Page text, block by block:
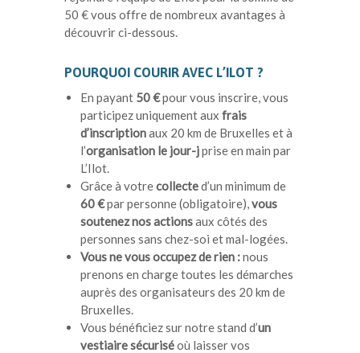
50 € vous offre de nombreux avantages à
découvrir ci-dessous.
POURQUOI COURIR AVEC L’ILOT ?
En payant 50 €pour vous inscrire, vous
participez uniquement aux frais
d’inscriptionaux 20 km de Bruxelles et à
l’organisation le jour-jprise en main par
L’Ilot.
Grâce à votrecollected’un minimum de
60 €par personne (obligatoire),vous
soutenez nos actionsaux côtés des
personnes sans chez-soi et mal-logées.
Vous ne vous occupez de rien :nous
prenons en charge toutes les démarches
auprès des organisateurs des 20 km de
Bruxelles.
Vous bénéficiez sur notre stand d’un
vestiaire sécuriséoù laisser vos